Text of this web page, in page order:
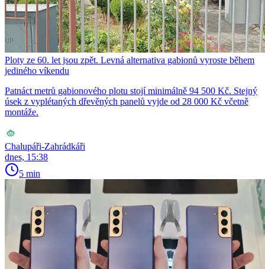
Ploty ze 60. let jsou zpět. Levná alternativa gabionů vyroste během
jediného víkendu
Patnáct metrů gabionového plotu stojí minimálně 94 500 Kč. Stejný
úsek z vyplétaných dřevěných panelů vyjde od 28 000 Kč včetně
montáže.
Chalupáři-Zahrádkáři
dnes, 15:38
5 min